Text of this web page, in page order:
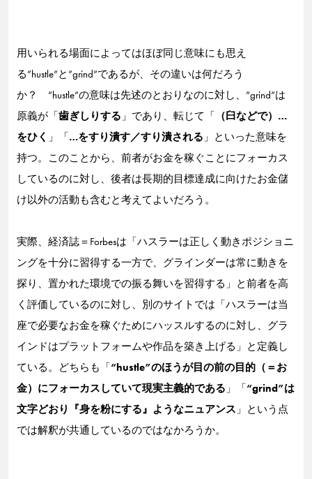
用いられる場面によってはほぼ同じ意味にも思え
る”hustle”と”grind”であるが、その違いは何だろう
か？ ”hustle”の意味は先述のとおりなのに対し、”grind”は
原義が「歯ぎしりする」であり、転じて「 （臼などで）…
をひく 」「…をすり潰す／すり潰される」といった意味を
持つ。このことから、前者がお金を稼ぐことにフォーカス
しているのに対し、後者は長期的目標達成に向けたお金儲
け以外の活動も含むと考えてよいだろう。
実際、経済誌＝Forbesは「ハスラーは正しく動きポジショニ
ングを十分に習得する一方で、グラインダーは常に動きを
探り、置かれた環境での振る舞いを習得する」と前者を高
く評価しているのに対し、別のサイトでは「ハスラーは当
座で必要なお金を稼ぐためにハッスルするのに対し、グラ
インドはプラットフォームや作品を築き上げる」と定義し
ている。どちらも「“hustle”のほうが目の前の目的（＝お
金）にフォーカスしていて現実主義的である」「“grind”は
文字どおり『身を粉にする』ようなニュアンス」という点
では解釈が共通しているのではなかろうか。